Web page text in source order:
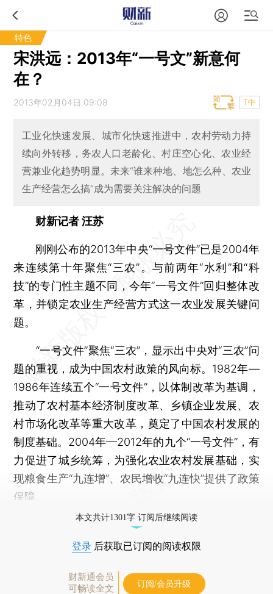
特色
宋洪远：2013年“一号文”新意何
在？
2013年02月04日 09:08 T中
工业化快速发展、城市化快速推进中，农村劳动力持
续向外转移，务农人口老龄化、村庄空心化、农业经
营兼业化趋势明显。未来“谁来种地、地怎么种、农业
生产经营怎么搞”成为需要关注解决的问题
财新记者 汪苏
刚刚公布的2013年中央“一号文件”已是2004年
来连续第十年聚焦“三农”。与前两年“水利”和“科
技”的专门性主题不同，今年“一号文件”回归整体改
革，并锁定农业生产经营方式这一农业发展关键问
题。
“一号文件”聚焦“三农”，显示出中央对“三农”问
题的重视，成为中国农村政策的风向标。1982年—
1986年连续五个“一号文件”，以体制改革为基调，
推动了农村基本经济制度改革、乡镇企业发展、农
村市场化改革等重大改革，奠定了中国农村发展的
制度基础。2004年—2012年的九个“一号文件”，有
力促进了城乡统筹，为强化农业农村发展基础，实
现粮食生产“九连增”、农民增收“九连快”提供了政策
保障。
本文共计1301字 订阅后继续阅读
登录 后获取已订阅的阅读权限
财新通会员
可畅读全文
订阅/会员升级